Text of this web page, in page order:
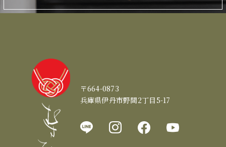
〒664-0873
兵庫県伊丹市野間2丁目5-17